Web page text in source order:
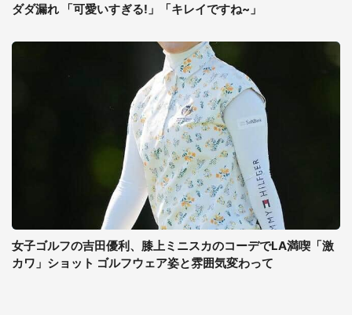
ダダ漏れ 「可愛いすぎる!」「キレイですね~」
女子ゴルフの吉田優利、膝上ミニスカのコーデでLA満喫「激
カワ」ショット ゴルフウェア姿と雰囲気変わって